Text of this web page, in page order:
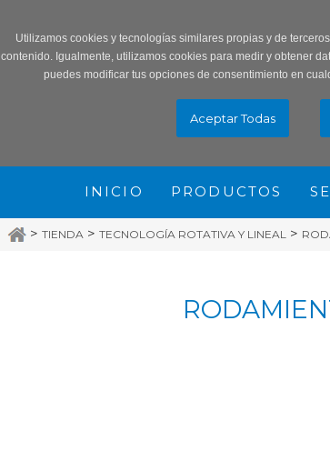
Utilizamos cookies y tecnologías similares propias y de
contenido. Igualmente, utilizamos cookies para medir y obtener
puedes modificar tus opciones de consentimiento en
INICIO PRODUCTOS
> TIENDA > TECNOLOGÍA ROTATIVA Y LINEAL >